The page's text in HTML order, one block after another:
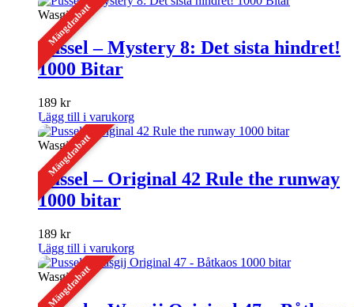
Mängdrabatt
Wasgij
Pussel – Mystery 8: Det sista hindret!
1000 Bitar
189 kr
Lägg till i varukorg
Mängdrabatt
Wasgij
Pussel – Original 42 Rule the runway
1000 bitar
189 kr
Lägg till i varukorg
Mängdrabatt
Wasgij